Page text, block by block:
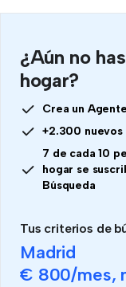
¿Aún no
hogar?
Crea un
+2.300
7 de cada 10
hogar se
Búsqueda
Tus criterios de
Madrid
€ 800/mes,